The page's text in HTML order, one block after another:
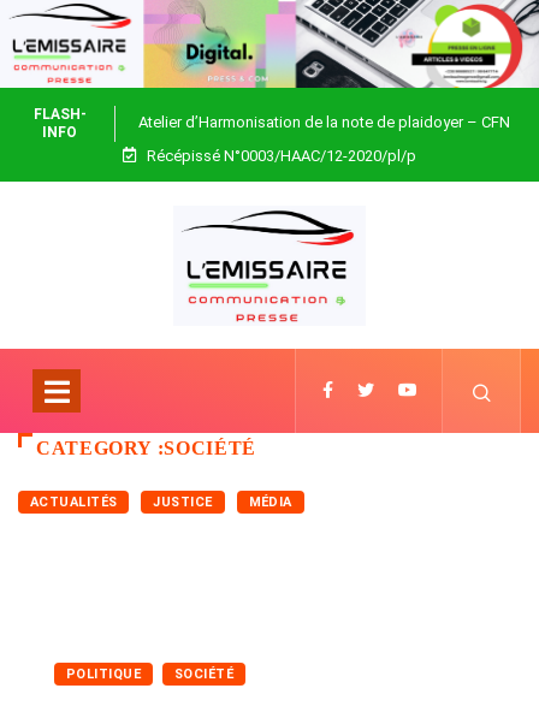
FLASH-
INFO
Atelier d’Harmonisation de la note de plaidoyer – CFN
Togo
Récépissé N°0003/HAAC/12-2020/pl/p
CATEGORY :SOCIÉTÉ
ACTUALITÉS JUSTICE MÉDIA
POLITIQUE SOCIÉTÉ